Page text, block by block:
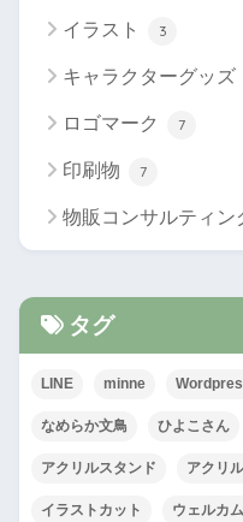
イラスト 3
キャラクターグッズ
ロゴマーク 7
印刷物 7
物販コンサルティン
タグ
LINE minne
なめらか文鳥 ひよこさん
アクリルスタンド アクリ
イラストカット ウェルカ